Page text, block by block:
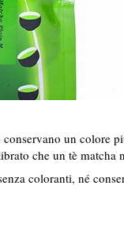
conservano un colore
che un tè matcha
coloranti, né